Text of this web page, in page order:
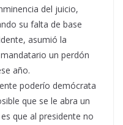
del juicio,
su falta de base
asumió la
un perdón
año.
poderío demócrata
que se le abra un
que al presidente no